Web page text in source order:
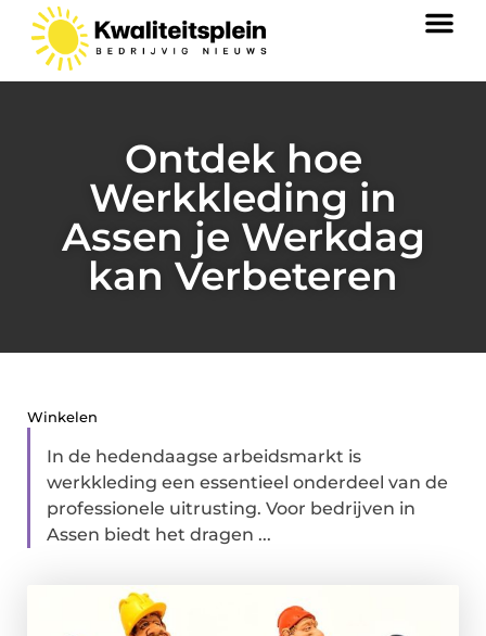
Ontdek hoe
Werkkleding in
Assen je Werkdag
kan Verbeteren
Winkelen
In de hedendaagse arbeidsmarkt is
werkkleding een essentieel onderdeel van de
professionele uitrusting. Voor bedrijven in
Assen biedt het dragen ...